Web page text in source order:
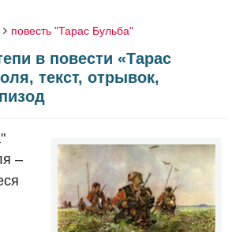
повесть "Тарас Бульба"
в повести «Тарас
текст, отрывок,
–